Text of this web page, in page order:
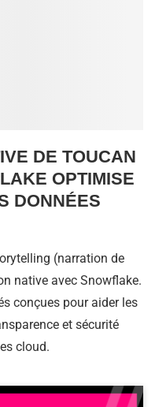
DE TOUCAN
OPTIMISE
DONNÉES
(narration de
native avec Snowflake.
conçues pour aider les
et sécurité
cloud.